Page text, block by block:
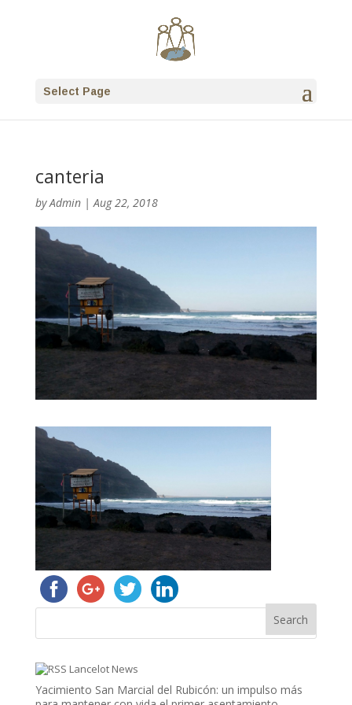
Select Page
canteria
byAdmin|Aug 22, 2018
Lancelot News
Yacimiento San Marcial del Rubicón: un impulso más